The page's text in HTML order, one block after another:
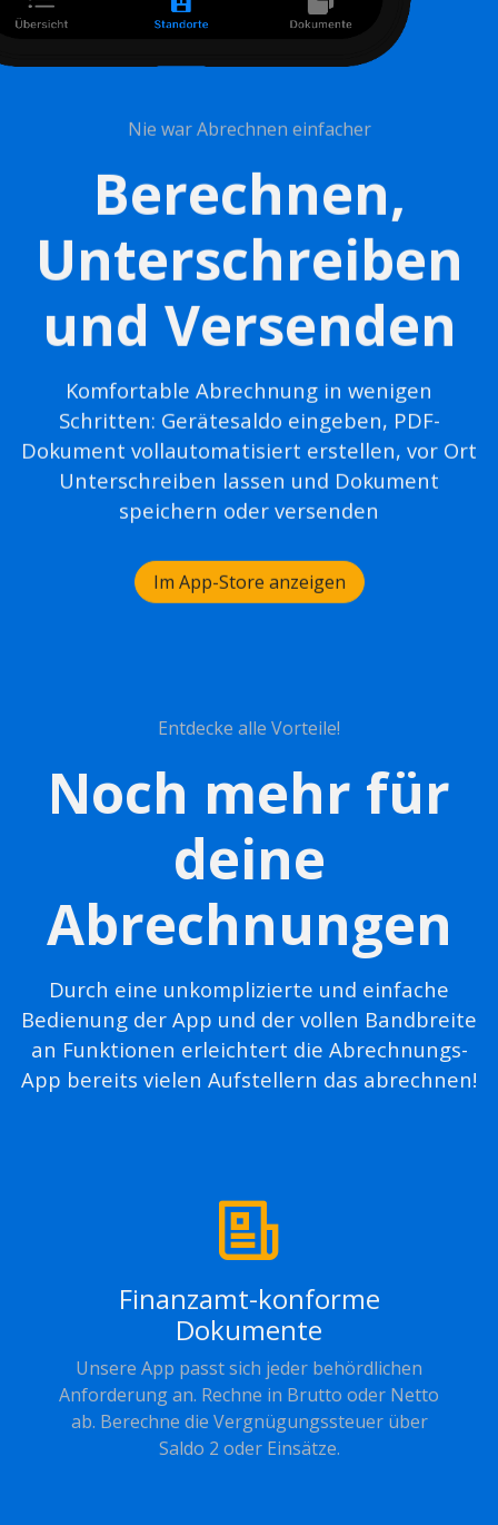
Nie war Abrechnen einfacher
Berechnen,
Unterschreiben
und Versenden
Komfortable Abrechnung in wenigen
Schritten: Gerätesaldo eingeben, PDF-
Dokument vollautomatisiert erstellen, vor Ort
Unterschreiben lassen und Dokument
speichern oder versenden
Im App-Store anzeigen
Entdecke alle Vorteile!
Noch mehr für
deine
Abrechnungen
Durch eine unkomplizierte und einfache
Bedienung der App und der vollen Bandbreite
an Funktionen erleichtert die Abrechnungs-
App bereits vielen Aufstellern das abrechnen!
Finanzamt-konforme
Dokumente
Unsere App passt sich jeder behördlichen
Anforderung an. Rechne in Brutto oder Netto
ab. Berechne die Vergnügungssteuer über
Saldo 2 oder Einsätze.